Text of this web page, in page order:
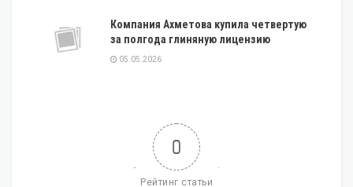
Компания Ахметова купила четвертую
за полгода глиняную лицензию
05.05.2026
0
Рейтинг статьи